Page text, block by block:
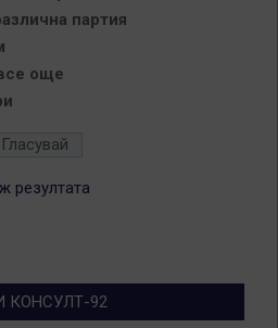
партия
още
резултата
КОНСУЛТ-92